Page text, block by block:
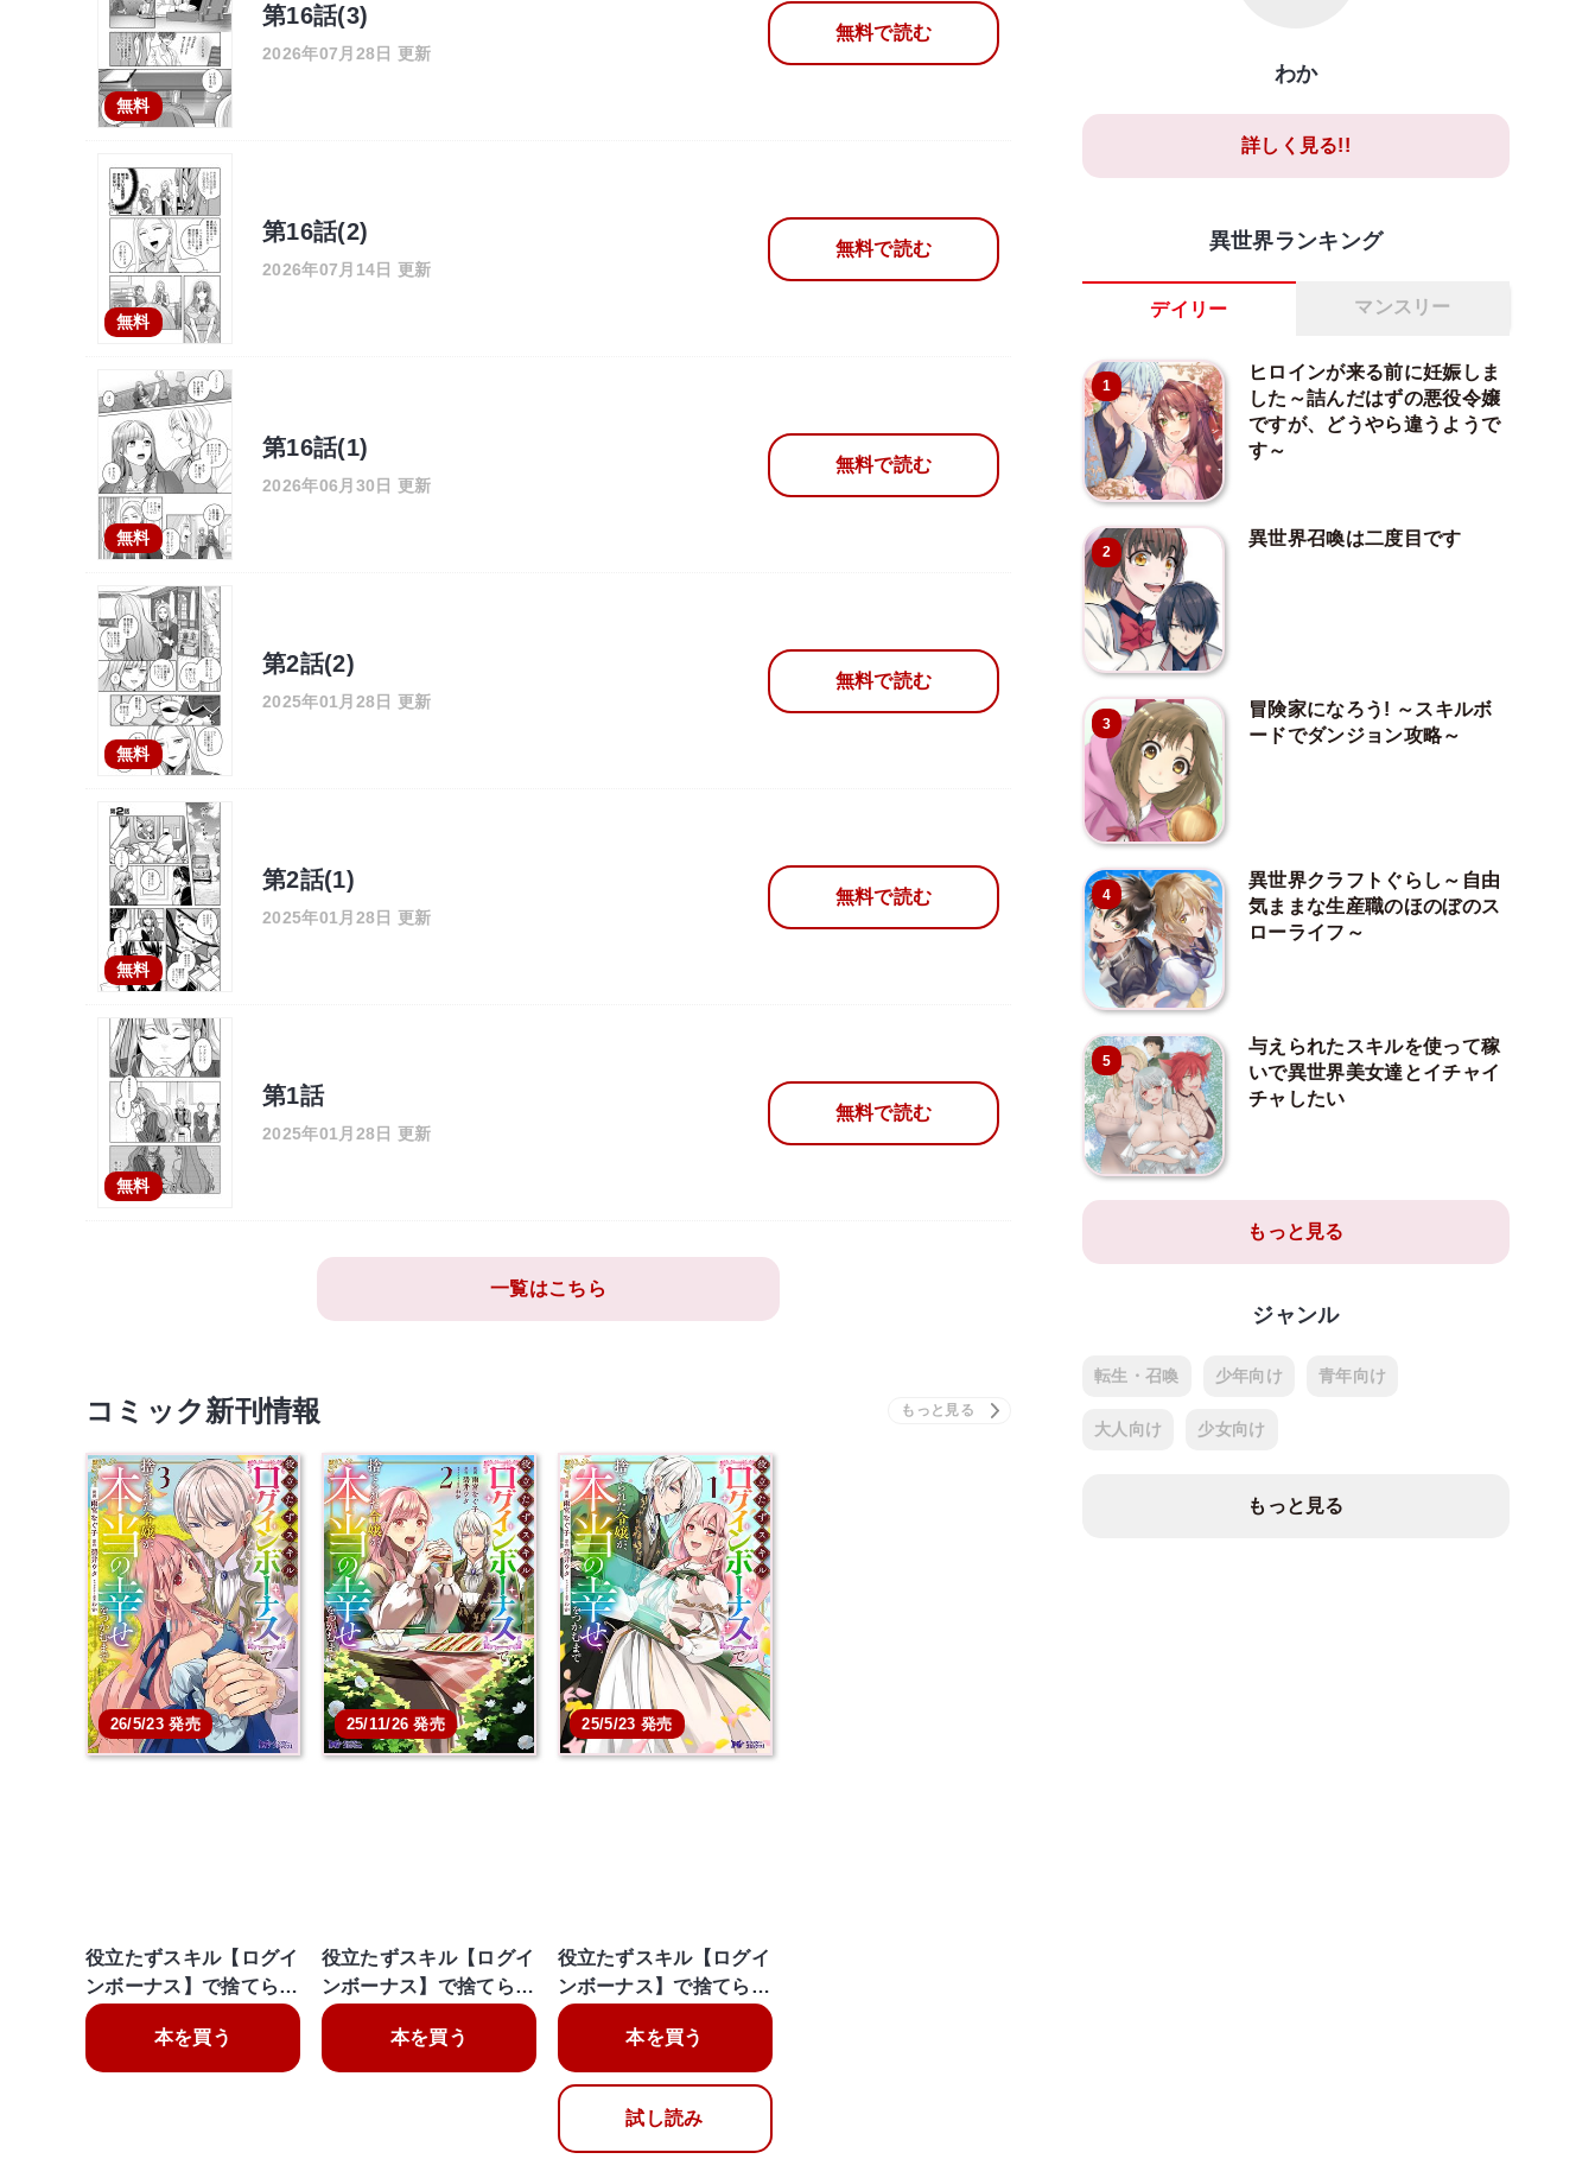
無料
第16話(3)
2026年07月28日 更新
無料で読む
無料
第16話(2)
2026年07月14日 更新
無料で読む
無料
第16話(1)
2026年06月30日 更新
無料で読む
無料
第2話(2)
2025年01月28日 更新
無料で読む
無料
第2話(1)
2025年01月28日 更新
無料で読む
無料
第1話
2025年01月28日 更新
無料で読む
一覧はこちら
コミック新刊情報
26/5/23 発売
役立たずスキル【ログイ
ンボーナス】で捨てら…
本を買う
25/11/26 発売
役立たずスキル【ログイ
ンボーナス】で捨てら…
本を買う
25/5/23 発売
役立たずスキル【ログイ
ンボーナス】で捨てら…
本を買う
試し読み
わか
詳しく見る!!
異世界ランキング
デイリー マンスリー
1
ヒロインが来る前に妊娠しま
した～詰んだはずの悪役令嬢
ですが、どうやら違うようで
す～
2
異世界召喚は二度目です
3
冒険家になろう! ～スキルボ
ードでダンジョン攻略～
4
異世界クラフトぐらし～自由
気ままな生産職のほのぼのス
ローライフ～
5
与えられたスキルを使って稼
いで異世界美女達とイチャイ
チャしたい
もっと見る
ジャンル
転生・召喚 少年向け 青年向け
大人向け 少女向け
もっと見る